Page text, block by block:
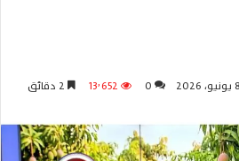
0 13٬652